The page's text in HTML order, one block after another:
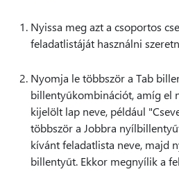
Nyissa meg azt a csoportos
feladatlistáját használni
Nyomja le többször a Tab
billentyűkombinációt, amíg el
kijelölt lap neve, például
többször a Jobbra
kívánt feladatlista neve, majd
billentyűt. Ekkor megnyílik a